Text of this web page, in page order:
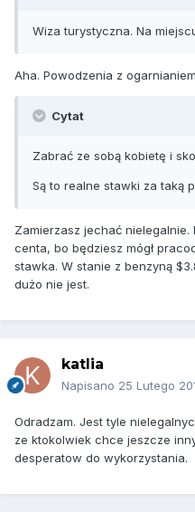
Wiza turystyczna. Na
Aha. Powodzenia z
Cytat
Zabrać ze sobą kobietę i
Są to realne stawki za taką
Zamierzasz jechać nielegalnie.
centa, bo będziesz mógł
stawka. W stanie z benzyną
dużo nie jest.
katlia
Napisano 25 Lutego
Odradzam. Jest tyle
ze ktokolwiek chce jeszcze
desperatow do wykorzystania.